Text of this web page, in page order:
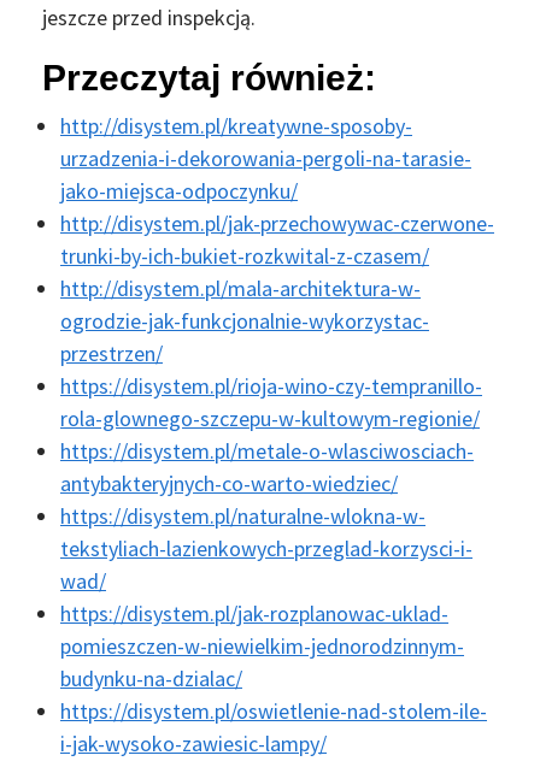
jeszcze przed inspekcją.
Przeczytaj również:
http://disystem.pl/kreatywne-sposoby-
urzadzenia-i-dekorowania-pergoli-na-tarasie-
jako-miejsca-odpoczynku/
http://disystem.pl/jak-przechowywac-czerwone-
trunki-by-ich-bukiet-rozkwital-z-czasem/
http://disystem.pl/mala-architektura-w-
ogrodzie-jak-funkcjonalnie-wykorzystac-
przestrzen/
https://disystem.pl/rioja-wino-czy-tempranillo-
rola-glownego-szczepu-w-kultowym-regionie/
https://disystem.pl/metale-o-wlasciwosciach-
antybakteryjnych-co-warto-wiedziec/
https://disystem.pl/naturalne-wlokna-w-
tekstyliach-lazienkowych-przeglad-korzysci-i-
wad/
https://disystem.pl/jak-rozplanowac-uklad-
pomieszczen-w-niewielkim-jednorodzinnym-
budynku-na-dzialac/
https://disystem.pl/oswietlenie-nad-stolem-ile-
i-jak-wysoko-zawiesic-lampy/